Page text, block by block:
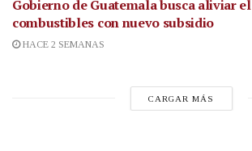
Gobierno de Guatemala busca aliviar
combustibles con nuevo subsidio
HACE 2 SEMANAS
CARGAR MÁS